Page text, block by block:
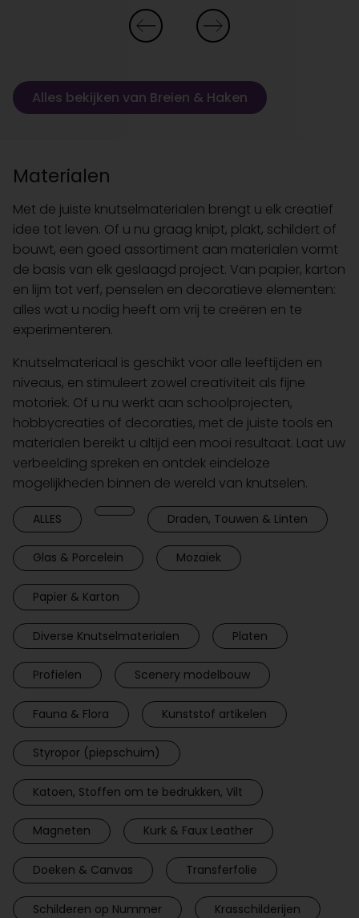
Alles bekijken van Breien & Haken
Materialen
Met de juiste knutselmaterialen brengt u elk creatief
idee tot leven. Of u nu graag knipt, plakt, schildert of
bouwt, een goed assortiment aan materialen vormt
de basis van elk geslaagd project. Van papier, karton
en lijm tot verf, penselen en decoratieve elementen:
alles wat u nodig heeft om vrij te creëren en te
experimenteren.
Knutselmateriaal is geschikt voor alle leeftijden en
niveaus, en stimuleert zowel creativiteit als fijne
motoriek. Of u nu werkt aan schoolprojecten,
hobbycreaties of decoraties, met de juiste tools en
materialen bereikt u altijd een mooi resultaat. Laat uw
verbeelding spreken en ontdek eindeloze
mogelijkheden binnen de wereld van knutselen.
ALLES Draden, Touwen & Linten
Glas & Porcelein Mozaïek
Papier & Karton
Diverse Knutselmaterialen Platen
Profielen Scenery modelbouw
Fauna & Flora Kunststof artikelen
Styropor (piepschuim)
Katoen, Stoffen om te bedrukken, Vilt
Magneten Kurk & Faux Leather
Doeken & Canvas Transferfolie
Schilderen op Nummer Krasschilderijen